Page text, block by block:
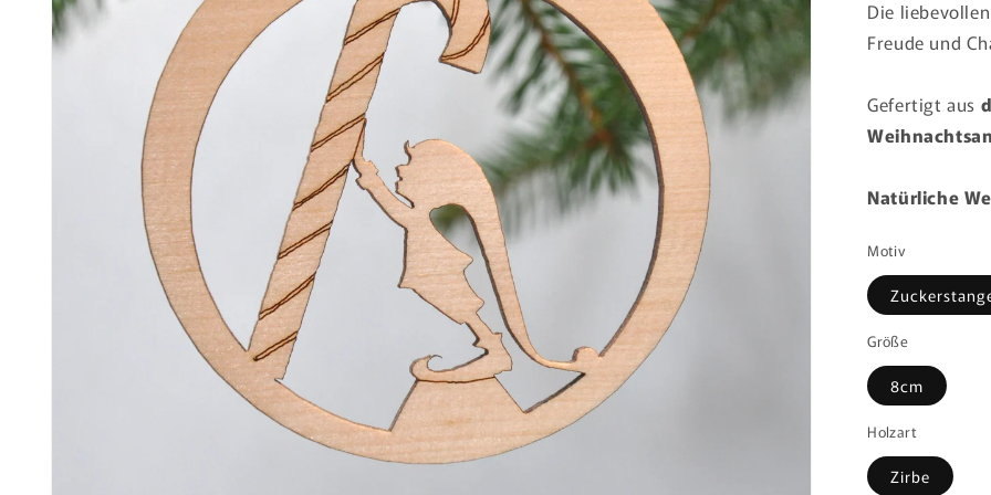
Die
Freude und
Gefertigt aus
Natürliche
Motiv
Größe
8cm
Holzart
Zirbe